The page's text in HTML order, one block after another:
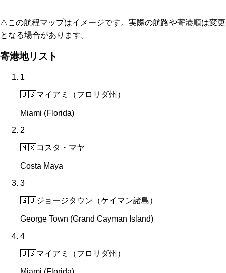
⚠️この航程マップはイメージです。実際の航路や寄港順は変更
となる場合があります。
寄港地リスト
1
🇺🇸マイアミ（フロリダ州）
Miami (Florida)
2
🇲🇽コスタ・マヤ
Costa Maya
3
🇬🇧ジョージタウン（ケイマン諸島）
George Town (Grand Cayman Island)
4
🇺🇸マイアミ（フロリダ州）